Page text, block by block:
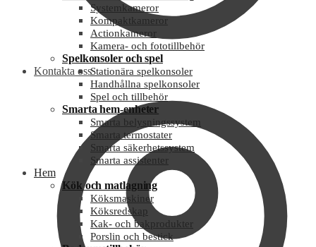
Kontakta oss
Systemkameror
Kompaktkameror
Actionkameror
Kamera- och fototillbehör
Spelkonsoler och spel
Stationära spelkonsoler
Handhållna spelkonsoler
Spel och tillbehör
Smarta hem-enheter
Smarta belysningssystem
Smarta termostater
Smarta säkerhetssystem
Smarta assistenter
Hem
Kök och matlagning
Köksmaskiner
Köksredskap
Kak- och bakprodukter
Porslin och bestick